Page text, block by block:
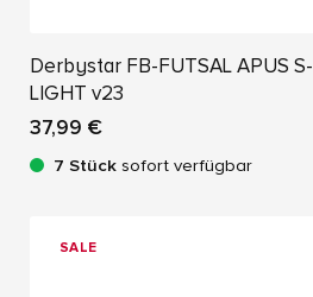
Derbystar FB-FUTSAL APUS S-
LIGHT v23
37,99 €
7 Stück sofort verfügbar
SALE